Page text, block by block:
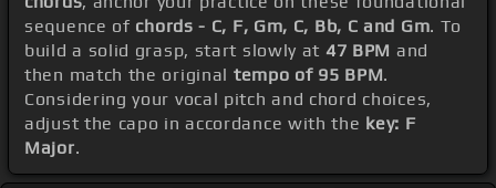
sequence of chords - C, F, Gm, C, Bb, C and Gm. To
build a solid grasp, start slowly at 47 BPM and
then match the original tempo of 95 BPM.
Considering your vocal pitch and chord choices,
adjust the capo in accordance with the key: F
Major.